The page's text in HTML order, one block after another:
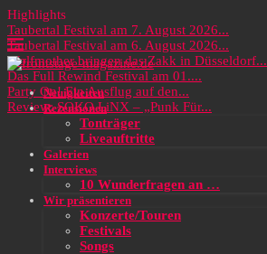
Highlights
Taubertal Festival am 7. August 2026...
Taubertal Festival am 6. August 2026...
Wolfmother bringen das Zakk in Düsseldorf...
Das Full Rewind Festival am 01....
Party On! Ein Ausflug auf den...
Review: SOKO LiNX – „Punk Für...
Neuigkeiten
Rezensionen
Tonträger
Liveauftritte
Galerien
Interviews
10 Wunderfragen an …
Wir präsentieren
Konzerte/Touren
Festivals
Songs